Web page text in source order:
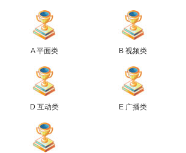
A 平面类 B 视频类
D 互动类 E 广播类